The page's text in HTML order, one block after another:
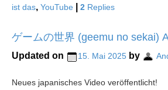
ist das, YouTube 2 Replies
ゲームの世界 (geemu no sekai)
Updated on 15. Mai 2025 by
Neues japanisches Video veröffentlicht!